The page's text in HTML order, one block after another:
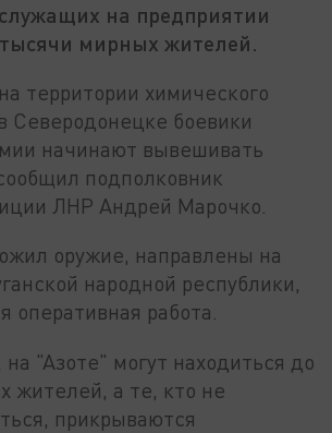
на предприятии
мирных жителей.
территории химического
Северодонецке боевики
начинают вывешивать
подполковник
ЛНР Андрей Марочко.
оружие, направлены на
народной республики,
оперативная работа.
"Азоте" могут находиться до
жителей, а те, кто не
прикрываются